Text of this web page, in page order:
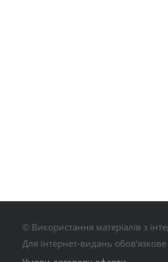
© Використання матеріалів з
Для інтернет-видань